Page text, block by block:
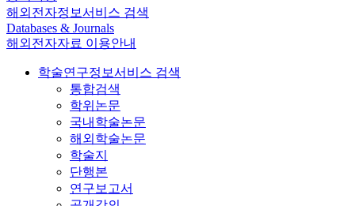
해외전자정보서비스 검색
Databases & Journals
해외전자자료 이용안내
학술연구정보서비스 검색
통합검색
학위논문
국내학술논문
해외학술논문
학술지
단행본
연구보고서